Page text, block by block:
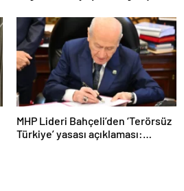
MHP Lideri Bahçeli’den ‘Terörsüz
Türkiye’ yasası açıklaması: